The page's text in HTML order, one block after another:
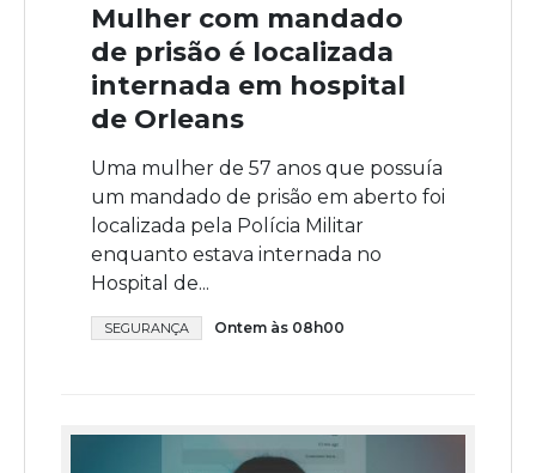
Mulher com mandado
de prisão é localizada
internada em hospital
de Orleans
Uma mulher de 57 anos que possuía
um mandado de prisão em aberto foi
localizada pela Polícia Militar
enquanto estava internada no
Hospital de...
SEGURANÇA Ontem às 08h00